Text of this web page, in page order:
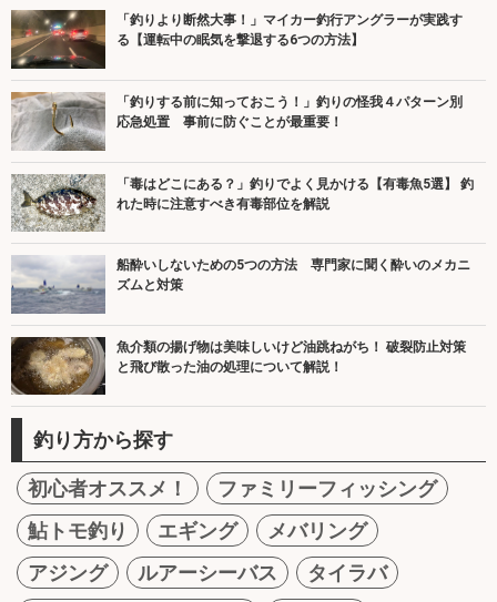
「釣りより断然大事！」マイカー釣行アングラーが実践す
る【運転中の眠気を撃退する6つの方法】
「釣りする前に知っておこう！」釣りの怪我４パターン別
応急処置 事前に防ぐことが最重要！
「毒はどこにある？」釣りでよく見かける【有毒魚5選】 釣
れた時に注意すべき有毒部位を解説
船酔いしないための5つの方法 専門家に聞く酔いのメカニ
ズムと対策
魚介類の揚げ物は美味しいけど油跳ねがち！ 破裂防止対策
と飛び散った油の処理について解説！
釣り方から探す
初心者オススメ！
ファミリーフィッシング
鮎トモ釣り
エギング
メバリング
アジング
ルアーシーバス
タイラバ